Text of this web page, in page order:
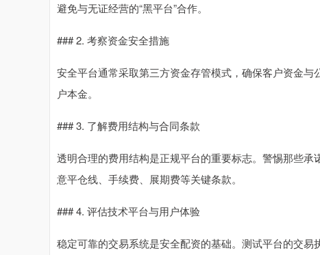
避免与无证经营的“黑平台”合作。
### 2. 考察资金安全措施
安全平台通常采取第三方资金存管模式，确保客户资金
户本金。
### 3. 了解费用结构与合同条款
透明合理的费用结构是正规平台的重要标志。警惕那些承
意平仓线、手续费、展期费等关键条款。
### 4. 评估技术平台与用户体验
稳定可靠的交易系统是安全配资的基础。测试平台的交